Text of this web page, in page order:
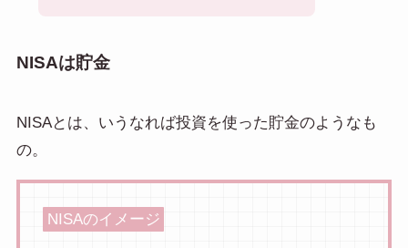
NISAは貯金
NISAとは、いうなれば投資を使った貯金のようなも
の。
NISAのイメージ